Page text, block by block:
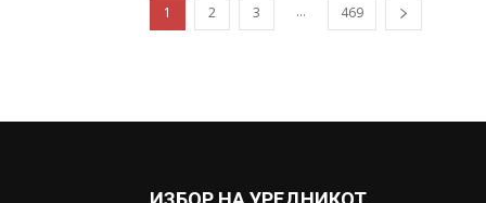
1 2 3 ... 469